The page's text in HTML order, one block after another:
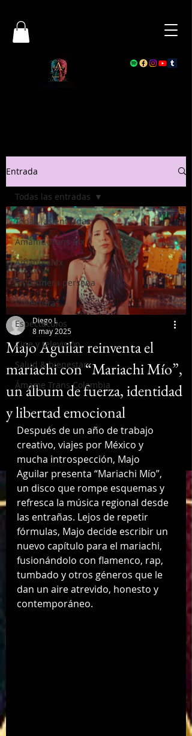
Entrada
Todas las entradas
Ámame Trans Mx
AmanotaMx
En primera persona
Coberturas
Espectáculos
Cine y televisión
Salud & bienestar
Ámame Trans Colombia
Todas las entradas
Majo Aguilar reinventa el
mariachi con “Mariachi Mío”,
un álbum de fuerza, identidad
y libertad emocional
Diego L
8 may 2025
Después de un año de trabajo
creativo, viajes por México y
mucha introspección, Majo
Aguilar presenta “Mariachi Mío”,
un disco que rompe esquemas y
refresca la música regional desde
las entrañas. Lejos de repetir
fórmulas, Majo decide escribir un
nuevo capítulo para el mariachi,
fusionándolo con flamenco, rap,
tumbado y otros géneros que le
dan un aire atrevido, honesto y
contemporáneo.